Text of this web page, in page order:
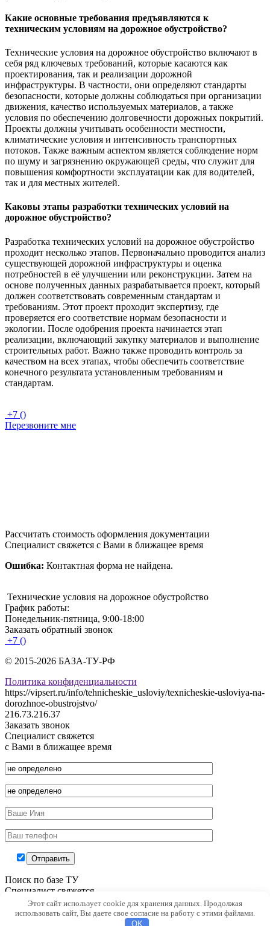
Какие основные требования предъявляются к
техническим условиям на дорожное обустройство?
Технические условия на дорожное обустройство включают в
себя ряд ключевых требований, которые касаются как
проектирования, так и реализации дорожной
инфраструктуры. В частности, они определяют стандарты
безопасности, которые должны соблюдаться при организации
движения, качество используемых материалов, а также
условия по обеспечению долговечности дорожных покрытий.
Проекты должны учитывать особенности местности,
климатические условия и интенсивность транспортных
потоков. Также важным аспектом является соблюдение норм
по шуму и загрязнению окружающей среды, что служит для
повышения комфортности эксплуатации как для водителей,
так и для местных жителей.
Каковы этапы разработки технических условий на
дорожное обустройство?
Разработка технических условий на дорожное обустройство
проходит несколько этапов. Первоначально проводится анализ
существующей дорожной инфраструктуры и оценка
потребностей в её улучшении или реконструкции. Затем на
основе полученных данных разрабатывается проект, который
должен соответствовать современным стандартам и
требованиям. Этот проект проходит экспертизу, где
проверяется его соответствие нормам безопасности и
экологии. После одобрения проекта начинается этап
реализации, включающий закупку материалов и выполнение
строительных работ. Важно также проводить контроль за
качеством на всех этапах, чтобы обеспечить соответствие
конечного результата установленным требованиям и
стандартам.
+7 ()
Перезвоните мне
Рассчитать стоимость оформления документации
Специалист свяжется с Вами в ближащее время
Ошибка: Контактная форма не найдена.
Технические условия на дорожное обустройство
График работы:
Понедельник-пятница, 9:00-18:00
Заказать обратный звонок
+7 ()
© 2015-2026 БАЗА-ТУ-РФ
Политика конфиденциальности
https://vipsert.ru/info/tehnicheskie_usloviy/texnicheskie-usloviya-na-
dorozhnoe-obustrojstvo/
216.73.216.37
Заказать звонок
Специалист свяжется
с Вами в ближащее время
Поиск по базе ТУ
Специалист свяжется
с Вами в ближащее время
Контактная форма не найдена.
Этот сайт использует cookie для хранения данных. Продолжая
использовать сайт, Вы даете свое согласие на работу с этими файлами.
OK